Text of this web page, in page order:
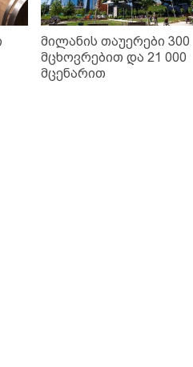
მილანის თაუერები 300
მცხოვრებით და 21 000
მცენარით